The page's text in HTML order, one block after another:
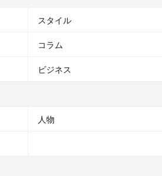
スタイル
コラム
ビジネス
人物